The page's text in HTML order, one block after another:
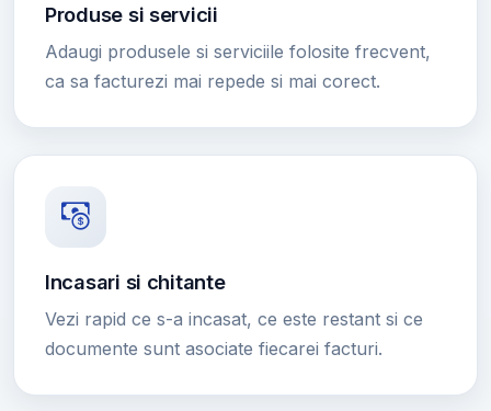
Produse si servicii
Adaugi produsele si serviciile folosite frecvent,
ca sa facturezi mai repede si mai corect.
Incasari si chitante
Vezi rapid ce s-a incasat, ce este restant si ce
documente sunt asociate fiecarei facturi.